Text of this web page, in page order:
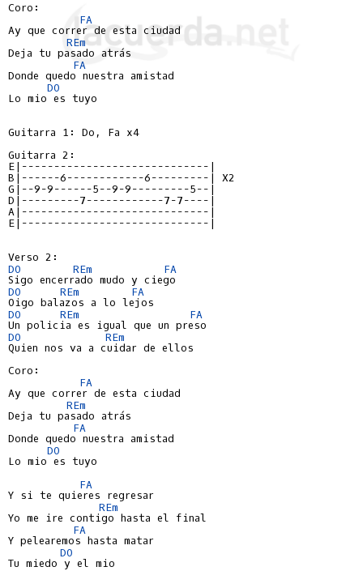
Coro:
FA
Ay que correr de esta ciudad
REm
Deja tu pasado atrás
FA
Donde quedo nuestra amistad
DO
Lo mio es tuyo
Guitarra 1: Do, Fa x4
E|-----------------------------|
B|------6------------6---------| X2
G|--9-9------5--9-9---------5--|
D|---------7------------7-7----|
A|-----------------------------|
E|-----------------------------|
DO
REm
FA
DO
REm
FA
DO
REm
FA
DO
REm
Quien nos va a cuidar de ellos
Coro:
FA
Ay que correr de esta ciudad
REm
Deja tu pasado atrás
FA
Donde quedo nuestra amistad
DO
Lo mio es tuyo
FA
Y si te quieres regresar
REm
Yo me ire contigo hasta el final
FA
Y pelearemos hasta matar
DO
Tu miedo y el mio